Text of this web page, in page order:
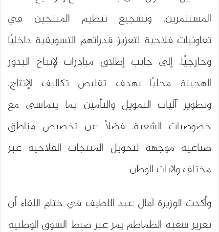
المستثمرين، وتشجيع تنظيم المنتجين في
تعاونيات فلاحية لتعزيز قدراتهم التسويقية داخليًا
وخارجيًا، إلى جانب إطلاق مبادرات لإنتاج البذور
الهجينة محليًا بهدف تقليص تكاليف الإنتاج،
وتطوير آليات التمويل والتأمين بما يتماشى مع
خصوصيات الشعبة، فضلًا عن تخصيص مناطق
صناعية موجهة لتحويل المنتجات الفلاحية عبر
مختلف ولايات الوطن.
وأكدت الوزيرة آمال عبد اللطيف في ختام اللقاء أن
تعزيز شعبة الطماطم يمر عبر ضبط السوق الوطنية